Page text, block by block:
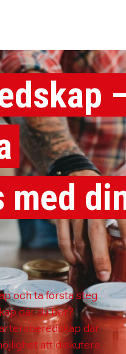
och ta första steg
där du bor?
där
att diskutera